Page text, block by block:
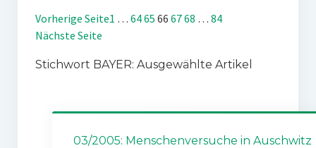
Vorherige Seite1 … 6465 66 6768 … 84
Nächste Seite
Stichwort BAYER: Ausgewählte Artikel
03/2005: Menschenversuche in Auschwitz